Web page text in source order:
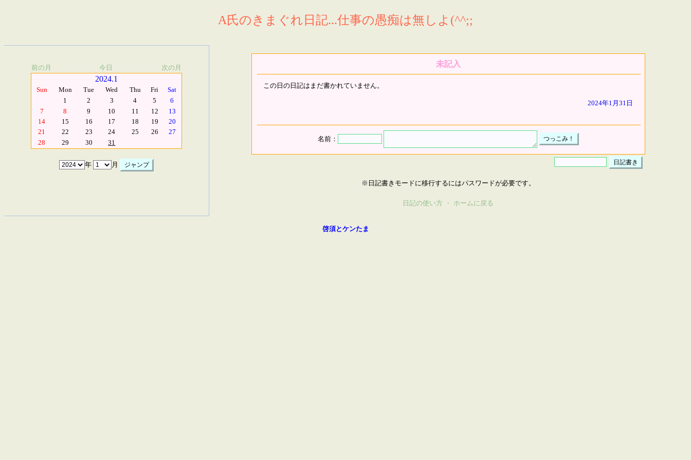
A氏のきまぐれ日記...仕事の愚痴は無しよ(^^;;
前の月 今日 次の月
2024.1
Sun Mon Tue Wed Thu Fri
Sat
1
2 3 4 5
6
7
8 9 10 11 12
13
14
15 16 17 18 19
20
21
22 23 24 25 26
27
28
29 30 31
年 月
未記入
この日の日記はまだ書かれていません。
2024年1月31日
名前：
※日記書きモードに移行するにはパスワードが必要です。
日記の使い方 ・ ホームに戻る
啓須とケンたま